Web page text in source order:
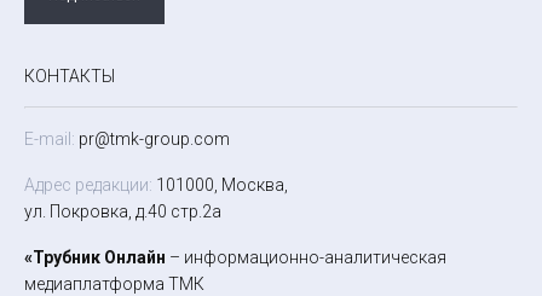
КОНТАКТЫ
E-mail: pr@tmk-group.com
Адрес редакции: 101000, Москва,
ул. Покровка, д.40 стр.2а
«Трубник Онлайн – информационно-аналитическая
медиаплатформа ТМК